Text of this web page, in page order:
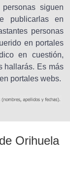
siguen
publicarlas en
personas
en portales
en cuestión,
hallarás. Es más
portales webs.
Orihuela